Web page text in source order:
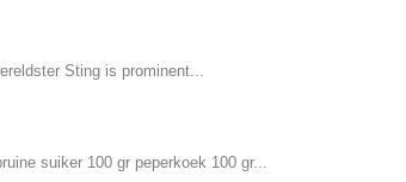
Sting is prominent...
suiker 100 gr peperkoek 100 gr...